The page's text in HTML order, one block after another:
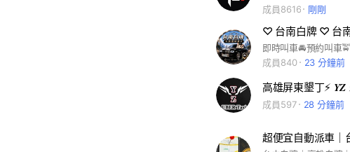
成員8616
剛剛
成員840
23 分鐘前
成員597 28 分鐘前